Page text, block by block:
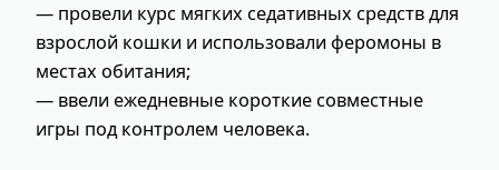
— провели курс мягких седативных средств для
взрослой кошки и использовали феромоны в
местах обитания;
— ввели ежедневные короткие совместные
игры под контролем человека.